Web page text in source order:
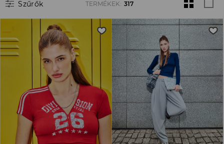
Szűrők TERMÉKEK: 317